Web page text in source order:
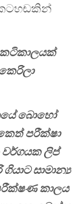
කටහඬකින්
බොහෝ
පරීක්ෂා
ලිප්
සාමාන්‍ය
කාලය